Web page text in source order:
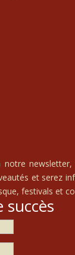
notre
et serez
festivals et
succès